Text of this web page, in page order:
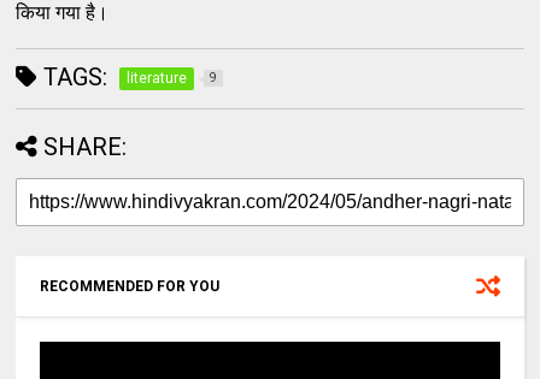
किया गया है।
TAGS: literature 9
SHARE:
RECOMMENDED FOR YOU